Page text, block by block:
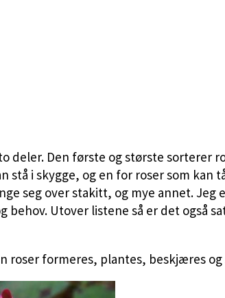
deler. Den første og største sorterer
i skygge, og en for roser som kan
seg over stakitt, og mye annet.
Utover listene så er det også
formeres, plantes, beskjæres